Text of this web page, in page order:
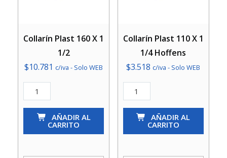
Collarín Plast 160 X 1
1/2
$10.781 c/iva - Solo WEB
Collarín
Plast
AÑADIR AL
CARRITO
Collarín Plast 110 X 1
1/4 Hoffens
$3.518 c/iva - Solo WEB
Collarín
Plast
AÑADIR AL
CARRITO